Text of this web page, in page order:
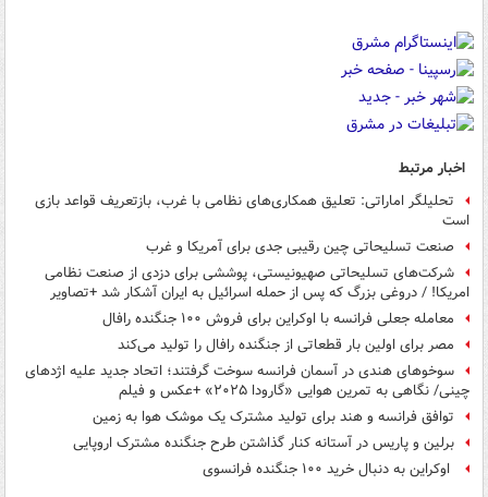
اخبار مرتبط
تحلیلگر اماراتی: تعلیق همکاری‌های نظامی با غرب، بازتعریف قواعد بازی
است
صنعت تسلیحاتی چین رقیبی جدی برای آمریکا و غرب
شرکت‌های تسلیحاتی صهیونیستی، پوششی برای دزدی از صنعت نظامی
امریکا! / دروغی بزرگ که پس از حمله اسرائیل به ایران آشکار شد +تصاویر
معامله جعلی فرانسه با اوکراین برای فروش ۱۰۰ جنگنده رافال
مصر برای اولین بار قطعاتی از جنگنده رافال را تولید می‌کند
سوخوهای هندی در آسمان فرانسه سوخت گرفتند؛ اتحاد جدید علیه اژدهای
چینی/ نگاهی به تمرین هوایی «گارودا ۲۰۲۵» +عکس و فیلم
توافق فرانسه و هند برای تولید مشترک یک موشک هوا به زمین
برلین و پاریس در آستانه کنار گذاشتن طرح جنگنده مشترک اروپایی
اوکراین به دنبال خرید ۱۰۰ جنگنده‌ فرانسوی